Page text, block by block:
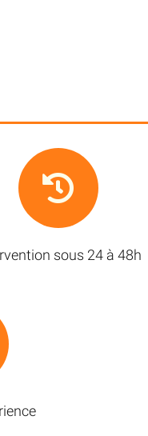
sous 24 à 48h